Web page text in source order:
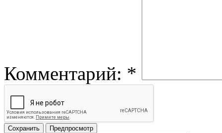
Комментарий: *